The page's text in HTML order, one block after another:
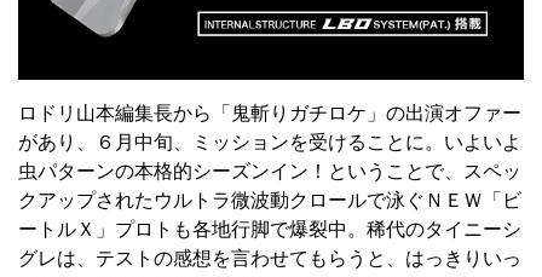
ロドリ山本編集長から「鬼斬りガチロケ」の出演オファー
があり、６月中旬、ミッションを受けることに。いよいよ
虫パターンの本格的シーズンイン！ということで、スペッ
クアップされたウルトラ微波動クロールで泳ぐＮＥＷ「ビ
ートルＸ」プロトも各地行脚で爆裂中。稀代のタイニーシ
グレは、テストの感想を言わせてもらうと、はっきりいっ